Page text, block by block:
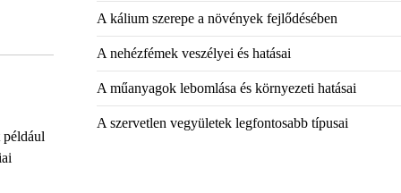
például
A kálium szerepe a növények fejlődésében
A nehézfémek veszélyei és hatásai
A műanyagok lebomlása és környezeti hatásai
A szervetlen vegyületek legfontosabb típusai